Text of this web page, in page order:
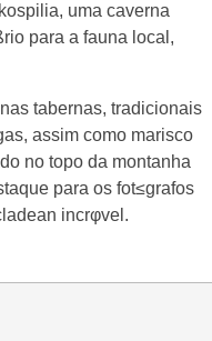
uma caverna
para a fauna local,
tabernas, tradicionais
assim como marisco
no topo da montanha
para os fot≤grafos
incrφvel.